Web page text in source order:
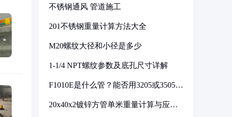
不锈钢通风 管道施工
201不锈钢重量计算方法大全
M20螺纹大径和小径是多少
1-1/4 NPT螺纹参数及底孔尺寸详解
F1010E是什么管？能否用3205或3505代
20x40x2镀锌方管单米重量计算与应用